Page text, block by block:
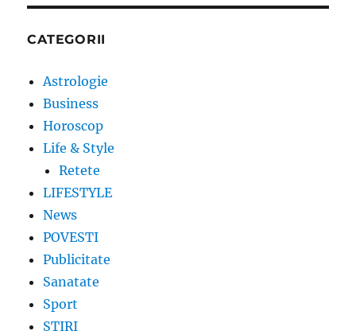
CATEGORII
Astrologie
Business
Horoscop
Life & Style
Retete
LIFESTYLE
News
POVESTI
Publicitate
Sanatate
Sport
STIRI